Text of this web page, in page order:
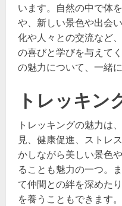
います。自然の中で体
や、新しい景色や出会
化や人々との交流など
の喜びと学びを与えて
の魅力について、一緒
トレッキン
トレッキングの魅力は
見、健康促進、ストレ
かしながら美しい景色
ることも魅力の一つ。
て仲間との絆を深めた
を養うこともできます